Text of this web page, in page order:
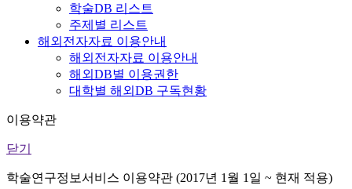
학술DB 리스트
주제별 리스트
해외전자자료 이용안내
해외전자자료 이용안내
해외DB별 이용권한
대학별 해외DB 구독현황
이용약관
닫기
학술연구정보서비스 이용약관 (2017년 1월 1일 ~ 현재 적용)